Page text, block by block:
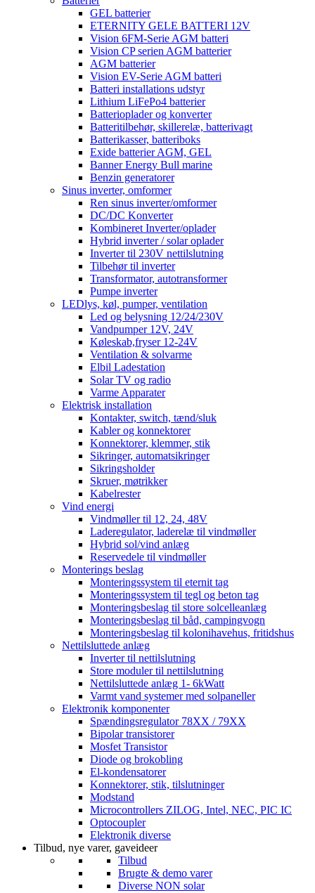
GEL batterier
ETERNITY GELE BATTERI 12V
Vision 6FM-Serie AGM batteri
Vision CP serien AGM batterier
AGM batterier
Vision EV-Serie AGM batteri
Batteri installations udstyr
Lithium LiFePo4 batterier
Batterioplader og konverter
Batteritilbehør, skillerelæ, batterivagt
Batterikasser, batteriboks
Exide batterier AGM, GEL
Banner Energy Bull marine
Benzin generatorer
Sinus inverter, omformer
Ren sinus inverter/omformer
DC/DC Konverter
Kombineret Inverter/oplader
Hybrid inverter / solar oplader
Inverter til 230V nettilslutning
Tilbehør til inverter
Transformator, autotransformer
Pumpe inverter
LEDlys, køl, pumper, ventilation
Led og belysning 12/24/230V
Vandpumper 12V, 24V
Køleskab,fryser 12-24V
Ventilation & solvarme
Elbil Ladestation
Solar TV og radio
Varme Apparater
Elektrisk installation
Kontakter, switch, tænd/sluk
Kabler og konnektorer
Konnektorer, klemmer, stik
Sikringer, automatsikringer
Sikringsholder
Skruer, møtrikker
Kabelrester
Vind energi
Vindmøller til 12, 24, 48V
Laderegulator, laderelæ til vindmøller
Hybrid sol/vind anlæg
Reservedele til vindmøller
Monterings beslag
Monteringssystem til eternit tag
Monteringssystem til tegl og beton tag
Monteringsbeslag til store solcelleanlæg
Monteringsbeslag til båd, campingvogn
Monteringsbeslag til kolonihavehus, fritidshus
Nettilsluttede anlæg
Inverter til nettilslutning
Store moduler til nettilslutning
Nettilsluttede anlæg 1- 6kWatt
Varmt vand systemer med solpaneller
Elektronik komponenter
Spændingsregulator 78XX / 79XX
Bipolar transistorer
Mosfet Transistor
Diode og brokobling
El-kondensatorer
Konnektorer, stik, tilslutninger
Modstand
Microcontrollers ZILOG, Intel, NEC, PIC IC
Optocoupler
Elektronik diverse
Tilbud, nye varer, gaveideer
Tilbud
Brugte & demo varer
Diverse NON solar